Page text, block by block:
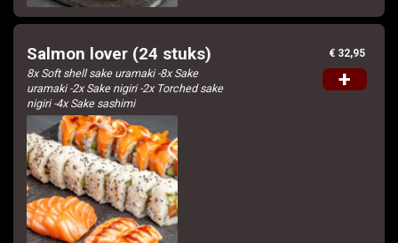
Salmon lover (24 stuks)
8x Soft shell sake uramaki -8x Sake
uramaki -2x Sake nigiri -2x Torched sake
nigiri -4x Sake sashimi
€ 32,95
+